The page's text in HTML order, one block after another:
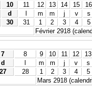
10 11 12 13 14 15 16
d l m m j v s
30 31 1 2 3 4 5
Février 2918
7 8 9 10 11 12 13
d m m j v s
27 28 1 2 3 4 5
Mars 2918